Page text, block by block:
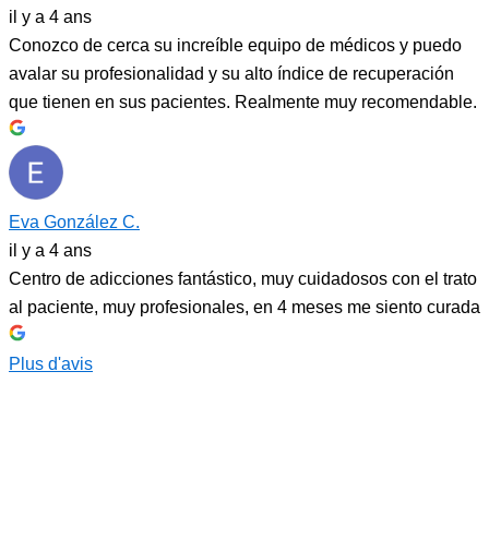
il y a 4 ans
Conozco de cerca su increíble equipo de médicos y puedo
avalar su profesionalidad y su alto índice de recuperación
que tienen en sus pacientes. Realmente muy recomendable.
Eva González C.
il y a 4 ans
Centro de adicciones fantástico, muy cuidadosos con el trato
al paciente, muy profesionales, en 4 meses me siento curada
Plus d'avis